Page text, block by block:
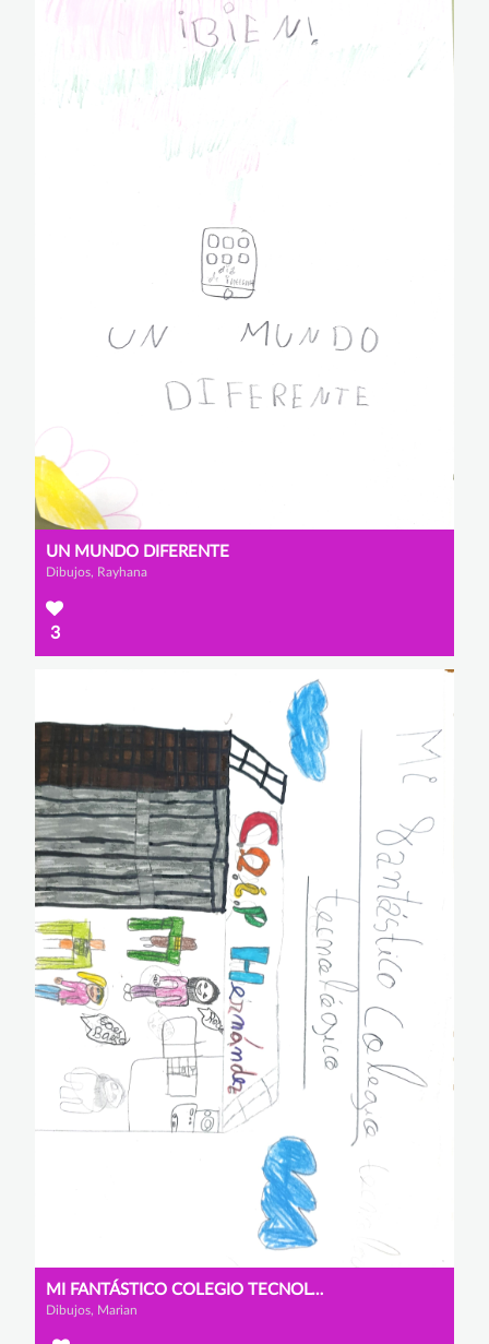
UN MUNDO DIFERENTE
Dibujos, Rayhana
3
MI FANTÁSTICO COLEGIO TECNOLÓGICO
Dibujos, Marian